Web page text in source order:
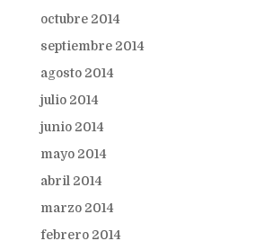
octubre 2014
septiembre 2014
agosto 2014
julio 2014
junio 2014
mayo 2014
abril 2014
marzo 2014
febrero 2014